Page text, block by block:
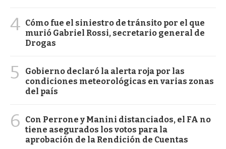
4 Cómo fue el siniestro de tránsito por el que
murió Gabriel Rossi, secretario general de
Drogas
5
Gobierno declaró la alerta roja por las
condiciones meteorológicas en varias zonas
del país
6
Con Perrone y Manini distanciados, el FA no
tiene asegurados los votos para la
aprobación de la Rendición de Cuentas